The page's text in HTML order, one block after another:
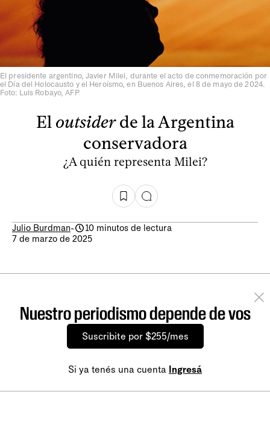
El presidente argentino, Javier Milei, durante el acto de conmemoración por
el Día del Holocausto y el Heroísmo, en Buenos Aires, el 8 de mayo de 2024.
Foto: Luis Robayo, AFP
El outsiderde la Argentina
conservadora
¿A quién representa Milei?
Julio Burdman-
10 minutos de lectura
7 de marzo de 2025
Nuestro periodismo depende de vos
Suscribite por $255/mes
Si ya tenés una cuenta Ingresá